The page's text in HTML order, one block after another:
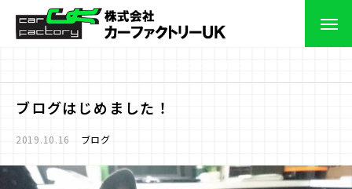
ブログはじめました！
2019.10.16 ブログ